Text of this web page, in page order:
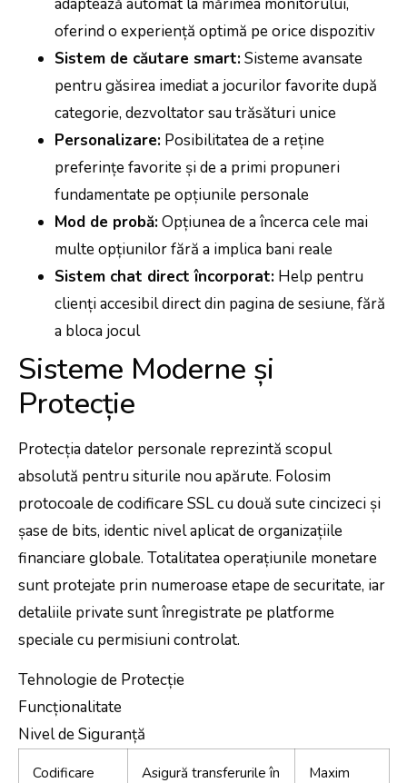
oferind o experiență optimă pe orice dispozitiv
Sistem de căutare smart:Sisteme avansate
pentru găsirea imediat a jocurilor favorite după
categorie, dezvoltator sau trăsături unice
Personalizare: Posibilitatea de a reține
preferințe favorite și de a primi propuneri
fundamentate pe opțiunile personale
Mod de probă:Opțiunea de a încerca cele mai
multe opțiunilor fără a implica bani reale
Sistem chat direct încorporat: Help pentru
clienți accesibil direct din pagina de sesiune, fără
a bloca jocul
Sisteme Moderne și
Protecție
Protecția datelor personale reprezintă scopul
absolută pentru siturile nou apărute. Folosim
protocoale de codificare SSL cu două sute cincizeci și
șase de bits, identic nivel aplicat de organizațiile
financiare globale. Totalitatea operațiunile monetare
sunt protejate prin numeroase etape de securitate, iar
detaliile private sunt înregistrate pe platforme
speciale cu permisiuni controlat.
Tehnologie de Protecție
Funcționalitate
Nivel de Siguranță
Codificare Asigură transferurile în Maxim